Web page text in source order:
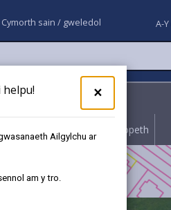
×
helpu!
Ailgylchu ar
am y tro.
Cymorth sain / gweledol A-
gwybod Hawliwch bopeth